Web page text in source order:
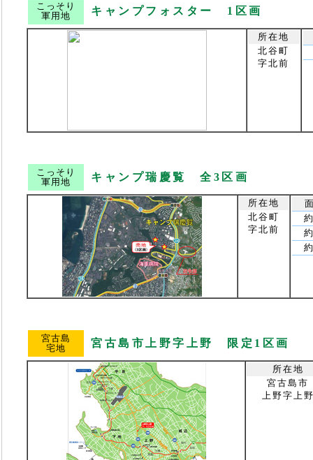
こっそり
軍用地
キャンプフォスター 1区画
所在地
北谷町
字北前
こっそり
軍用地
キャンプ瑞慶覧 全3区画
所在地
北谷町
字北前
宮古島
宅地
宮古島市上野字上野 限定1区画
所在地
宮古島市
上野字上